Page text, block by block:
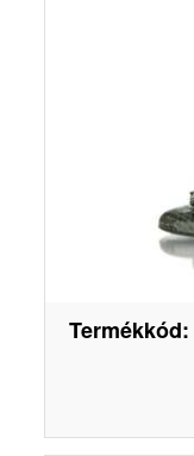
Termékkód: